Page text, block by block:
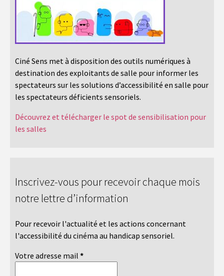
Ciné Sens met à disposition des outils numériques à
destination des exploitants de salle pour informer les
spectateurs sur les solutions d’accessibilité en salle pour
les spectateurs déficients sensoriels.
Découvrez et télécharger le spot de sensibilisation pour
les salles
Inscrivez-vous pour recevoir chaque mois
notre lettre d’information
Pour recevoir l'actualité et les actions concernant
l'accessibilité du cinéma au handicap sensoriel.
Votre adresse mail *